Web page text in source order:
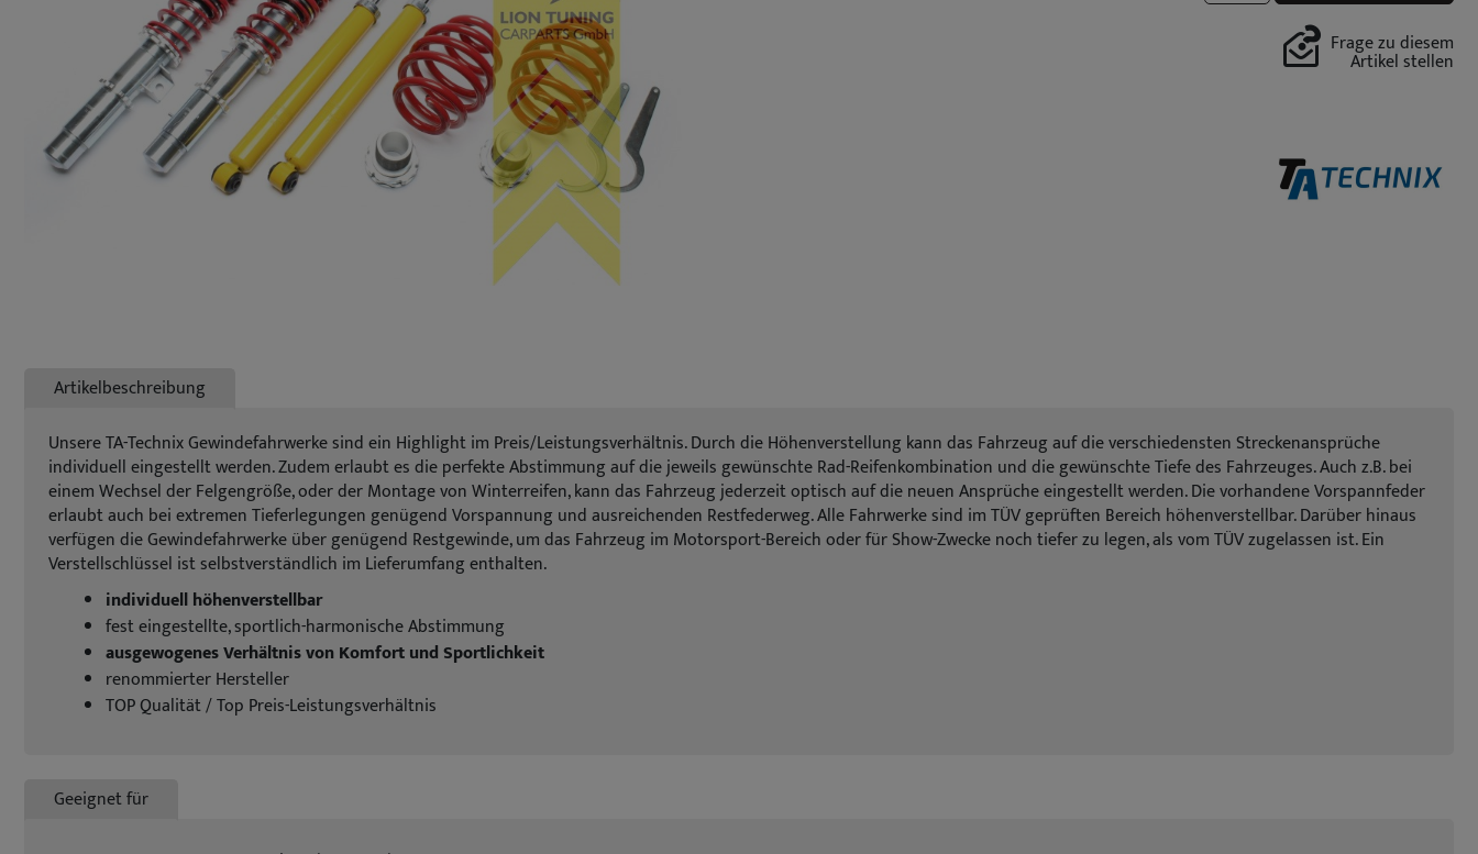
Frage zu diesem
Artikel stellen
Artikelbeschreibung
Unsere TA-Technix Gewindefahrwerke sind ein Highlight im Preis/Leistungsverhältnis. Durch die Höhenverstellung kann das Fahrzeug auf die verschiedensten Streckenansprüche
individuell eingestellt werden. Zudem erlaubt es die perfekte Abstimmung auf die jeweils gewünschte Rad-Reifenkombination und die gewünschte Tiefe des Fahrzeuges. Auch z.B. bei
einem Wechsel der Felgengröße, oder der Montage von Winterreifen, kann das Fahrzeug jederzeit optisch auf die neuen Ansprüche eingestellt werden. Die vorhandene Vorspannfeder
erlaubt auch bei extremen Tieferlegungen genügend Vorspannung und ausreichenden Restfederweg. Alle Fahrwerke sind im TÜV geprüften Bereich höhenverstellbar. Darüber hinaus
verfügen die Gewindefahrwerke über genügend Restgewinde, um das Fahrzeug im Motorsport-Bereich oder für Show-Zwecke noch tiefer zu legen, als vom TÜV zugelassen ist. Ein
Verstellschlüssel ist selbstverständlich im Lieferumfang enthalten.
individuell höhenverstellbar
fest eingestellte, sportlich-harmonische Abstimmung
ausgewogenes Verhältnis von Komfort und Sportlichkeit
renommierter Hersteller
TOP Qualität / Top Preis-Leistungsverhältnis
Geeignet für